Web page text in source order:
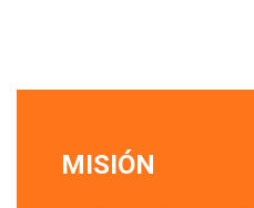
MISIÓN